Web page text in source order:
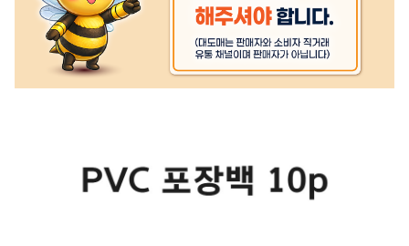
제조자/수입자
관련 연락처 상품 상세설명 참조